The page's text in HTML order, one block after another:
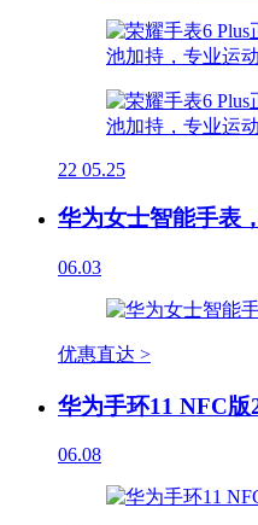
22 05.25
华为女士智能手表
06.03
优惠直达 >
华为手环11 NFC版
06.08